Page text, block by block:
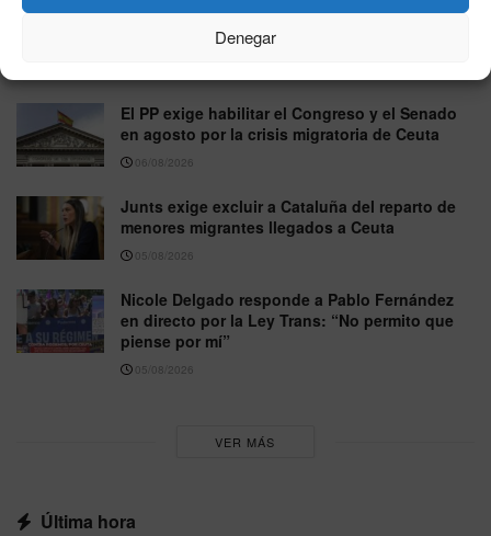
Denegar
Vox pide excluir a Marruecos del Mundial 2030
tras la crisis migratoria de Ceuta
El PP exige habilitar el Congreso y el Senado
en agosto por la crisis migratoria de Ceuta
06/08/2026
Junts exige excluir a Cataluña del reparto de
menores migrantes llegados a Ceuta
05/08/2026
Nicole Delgado responde a Pablo Fernández
en directo por la Ley Trans: “No permito que
piense por mí”
05/08/2026
VER MÁS
Última hora